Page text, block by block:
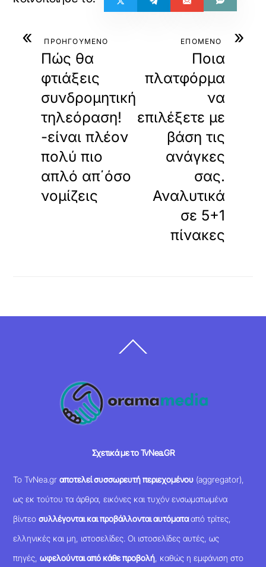
« ΠΡΟΗΓΟΥΜΕΝΟ
Πώς θα
φτιάξεις
συνδρομητική
τηλεόραση!
-είναι πλέον
πολύ πιο
απλό απ΄όσο
νομίζεις
»
ΕΠΟΜΕΝΟ
Ποια
πλατφόρμα
να
επιλέξετε με
βάση τις
ανάγκες
σας.
Αναλυτικά
σε 5+1
πίνακες
To
Σχετικά με το TvNea.GR
Το TvNea.grαποτελεί συσσωρευτή περιεχομένου (aggregator),
ως εκ τούτου τα άρθρα, εικόνες και τυχόν ενσωματωμένα
βίντεοσυλλέγονται και προβάλλονται αυτόματααπό τρίτες,
ελληνικές και μη, ιστοσελίδες. Οι ιστοσελίδες αυτές, ως
πηγές,ωφελούνται από κάθε προβολή , καθώς η εμφάνιση στο